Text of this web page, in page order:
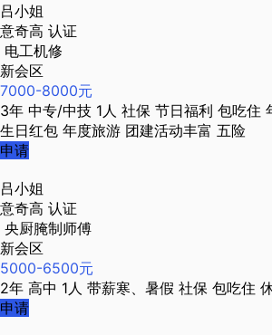
吕小姐
意奇高 认证
电工机修
新会区
7000-8000元
3年 中专/中技 1人 社保 节日福利 包吃住
生日红包 年度旅游 团建活动丰富 五险
申请
吕小姐
意奇高 认证
央厨腌制师傅
新会区
5000-6500元
2年 高中 1人 带薪寒、暑假 社保 包吃住
申请